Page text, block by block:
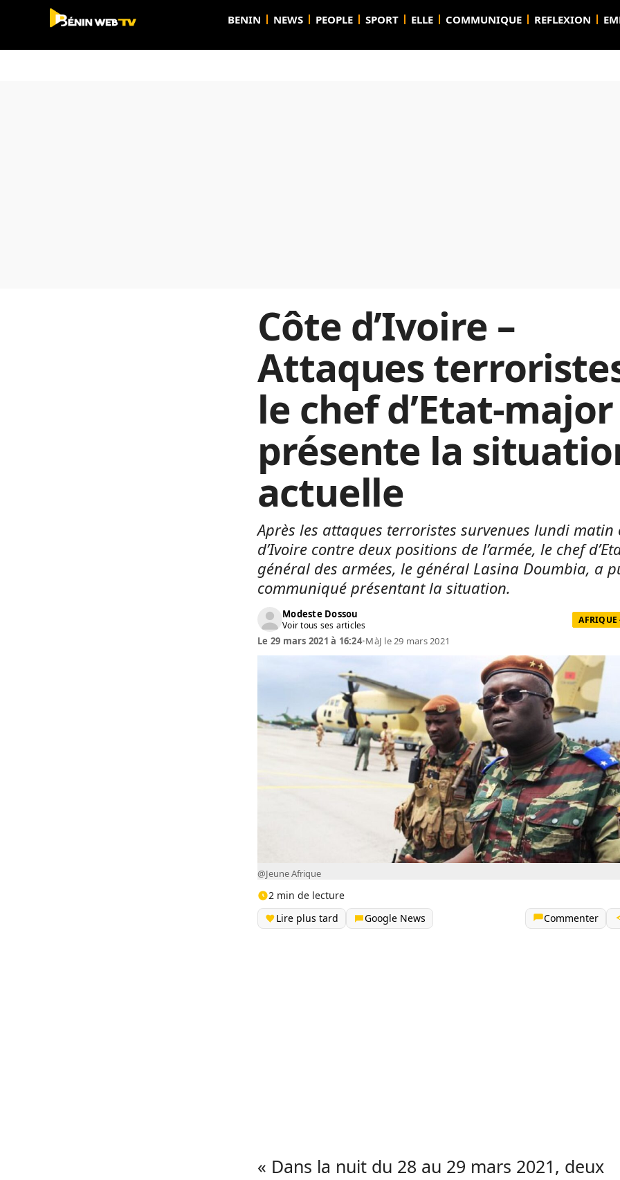
BENIN NEWS PEOPLE SPORT ELLE COMMUNIQUE REFLEXION
Côte d’Ivoire –
Attaques
le chef d’Etat-major
présente la
actuelle
Après les attaques terroristes survenues lundi matin
d’Ivoire contre deux positions de l’armée, le chef
général des armées, le général Lasina Doumbia, a
communiqué présentant la situation.
Modeste Dossou
Voir tous ses articles AFRIQUE
Le 29 mars 2021 à 16:24•MàJ le 29 mars 2021
@Jeune Afrique
2 min de lecture
Lire plus tard
Google News Commenter
« Dans la nuit du 28 au 29 mars 2021, deux